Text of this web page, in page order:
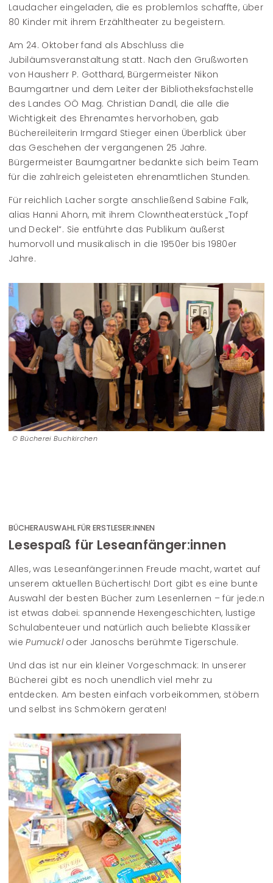
Laudacher eingeladen, die es problemlos schaffte, über
80 Kinder mit ihrem Erzähltheater zu begeistern.
Am 24. Oktober fand als Abschluss die
Jubiläumsveranstaltung statt. Nach den Grußworten
von Hausherr P. Gotthard, Bürgermeister Nikon
Baumgartner und dem Leiter der Bibliotheksfachstelle
des Landes OÖ Mag. Christian Dandl, die alle die
Wichtigkeit des Ehrenamtes hervorhoben, gab
Büchereileiterin Irmgard Stieger einen Überblick über
das Geschehen der vergangenen 25 Jahre.
Bürgermeister Baumgartner bedankte sich beim Team
für die zahlreich geleisteten ehrenamtlichen Stunden.
Für reichlich Lacher sorgte anschließend Sabine Falk,
alias Hanni Ahorn, mit ihrem Clowntheaterstück „Topf
und Deckel“. Sie entführte das Publikum äußerst
humorvoll und musikalisch in die 1950er bis 1980er
Jahre.
Bücherei Buchkirchen
BÜCHERAUSWAHL FÜR ERSTLESER:INNEN
Lesespaß für Leseanfänger:innen
Alles, was Leseanfänger:innen Freude macht, wartet auf
unserem aktuellen Büchertisch! Dort gibt es eine bunte
Auswahl der besten Bücher zum Lesenlernen – für jede:n
ist etwas dabei: spannende Hexengeschichten, lustige
Schulabenteuer und natürlich auch beliebte Klassiker
wiePumuckloder Janoschs berühmte Tigerschule.
Und das ist nur ein kleiner Vorgeschmack: In unserer
Bücherei gibt es noch unendlich viel mehr zu
entdecken. Am besten einfach vorbeikommen, stöbern
und selbst ins Schmökern geraten!